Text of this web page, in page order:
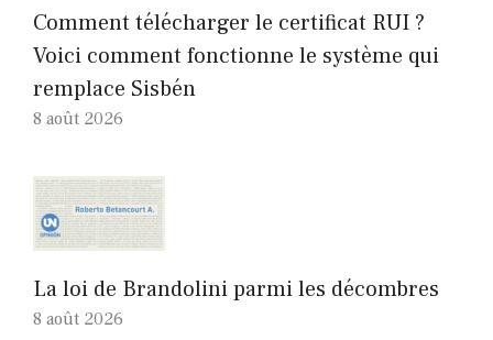
Comment télécharger le certificat RUI ?
Voici comment fonctionne le système qui
remplace Sisbén
8 août 2026
La loi de Brandolini parmi les décombres
8 août 2026